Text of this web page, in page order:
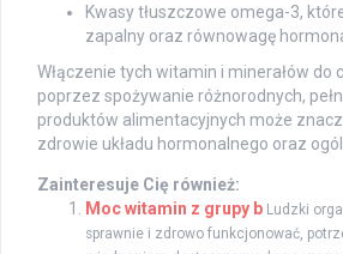
Kwasy tłuszczowe omega-3,
zapalny oraz równowagę
Włączenie tych witamin i minerałów do
poprzez spożywanie różnorodnych,
produktów alimentacyjnych może
zdrowie układu hormonalnego oraz
Zainteresuje Cię również:
Moc witamin z grupy b Ludzki
sprawnie i zdrowo funkcjonować,